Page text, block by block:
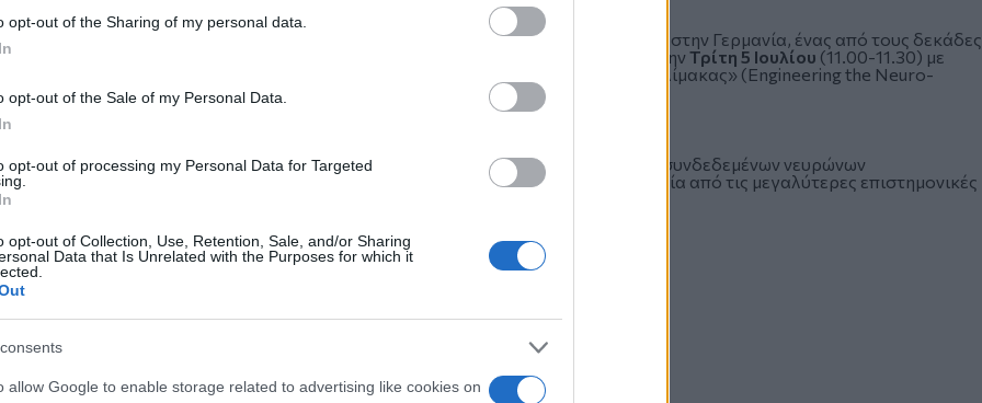
opt-out of the Sharing of my personal data.
opt-out of the Sale of my Personal Data.
opt-out of processing my Personal Data for Targeted
opt-out of Collection, Use, Retention, Sale, and/or Sharing
Data that Is Unrelated with the Purposes for which it
allow Google to enable storage related to advertising like cookies on
O καθηγητής Andreas Offenhaeusser από το Ερευνητικό Κέντρο Juelich, στην Γερμανία, ένας από τους δεκάδες
προσκεκλημένους ομιλητές του NANOTEXNOLOGY 2022, θα μιλήσει την Τρίτη 5 Ιουλίου (11.00-11.30) με
θέμα: «Μηχανική της νευροηλεκτρονικής διεπαφής με εργαλεία νανοκλίμακας» (Engineering the Neuro-
electronic Interface with Nanoscale Tools).
Σύμφωνα με τον A.Offenhaeusser, o τρόπος με τον οποίο το δίκτυο διασυνδεδεμένων νευρώνων
επεξεργάζεται τις πληροφορίες στον ανθρώπινο εγκέφαλο, αποτελεί μία από τις μεγαλύτερες επιστημονικές